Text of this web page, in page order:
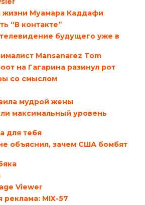
жизни Муамара Каддафи
“В контакте”
телевидение будущего уже в
Mansanarez Tom
на Гагарина разинул рот
со смыслом
мудрой жены
максимальный уровень
для тебя
объяснил, зачем США бомбят
Viewer
MIX-57